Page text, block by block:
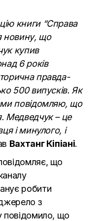
книги “Справа
новину, що
купив
6 років
правда-
500 випусків. Як
повідомляю, що
Медведчук – це
і минулого, і
Вахтанг Кіпіані.
, що
робити
з
повідомило, що